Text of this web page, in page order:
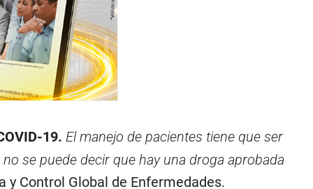
19. El manejo de pacientes tiene que ser
se puede decir que hay una droga aprobada
Control Global de Enfermedades.